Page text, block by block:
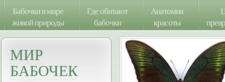
Бабочки в мире
живой природы
Где обитают
бабочки
Анатомия
красоты
МИР
БАБОЧЕК